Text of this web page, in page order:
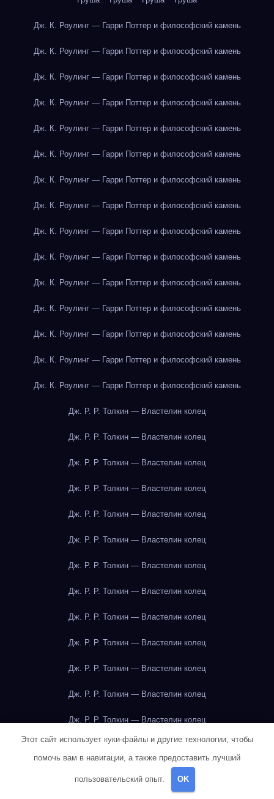
Дж. К. Роулинг — Гарри Поттер и философский камень
Дж. К. Роулинг — Гарри Поттер и философский камень
Дж. К. Роулинг — Гарри Поттер и философский камень
Дж. К. Роулинг — Гарри Поттер и философский камень
Дж. К. Роулинг — Гарри Поттер и философский камень
Дж. К. Роулинг — Гарри Поттер и философский камень
Дж. К. Роулинг — Гарри Поттер и философский камень
Дж. К. Роулинг — Гарри Поттер и философский камень
Дж. К. Роулинг — Гарри Поттер и философский камень
Дж. К. Роулинг — Гарри Поттер и философский камень
Дж. К. Роулинг — Гарри Поттер и философский камень
Дж. К. Роулинг — Гарри Поттер и философский камень
Дж. К. Роулинг — Гарри Поттер и философский камень
Дж. К. Роулинг — Гарри Поттер и философский камень
Дж. К. Роулинг — Гарри Поттер и философский камень
Дж. Р. Р. Толкин — Властелин колец
Дж. Р. Р. Толкин — Властелин колец
Дж. Р. Р. Толкин — Властелин колец
Дж. Р. Р. Толкин — Властелин колец
Дж. Р. Р. Толкин — Властелин колец
Дж. Р. Р. Толкин — Властелин колец
Дж. Р. Р. Толкин — Властелин колец
Дж. Р. Р. Толкин — Властелин колец
Дж. Р. Р. Толкин — Властелин колец
Дж. Р. Р. Толкин — Властелин колец
Дж. Р. Р. Толкин — Властелин колец
Дж. Р. Р. Толкин — Властелин колец
Дж. Р. Р. Толкин — Властелин колец
Дж. Р. Р. Толкин — Властелин колец
Дж. Р. Р. Толкин — Властелин колец
Этот сайт использует куки-файлы и другие технологии, чтобы
помочь вам в навигации, а также предоставить лучший
пользовательский опыт. OK